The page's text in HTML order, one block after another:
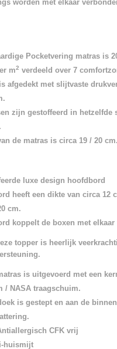
worden met elkaar
Pocketvering matras is
m2 verdeeld over 7
afgedekt met slijtvaste
zijn gestoffeerd in hetzelfde
de matras is circa 19 / 20 cm.
l uxe design hoofdbord
heeft een dikte van circa 12
cm.
koppelt de boxen met elkaar
topper is heerlijk
is uitgevoerd met een
/ NASA traagschuim.
is gestept en aan de
CFK vrij
huismijt